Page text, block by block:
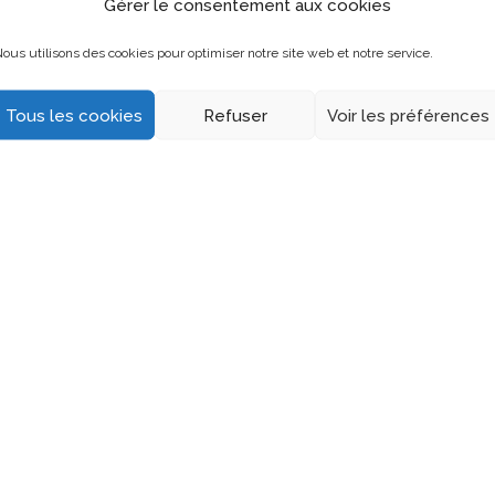
Gérer le consentement aux cookies
utilisons des cookies pour optimiser notre site web et notre service.
Tous les cookies Refuser Voir les préférences